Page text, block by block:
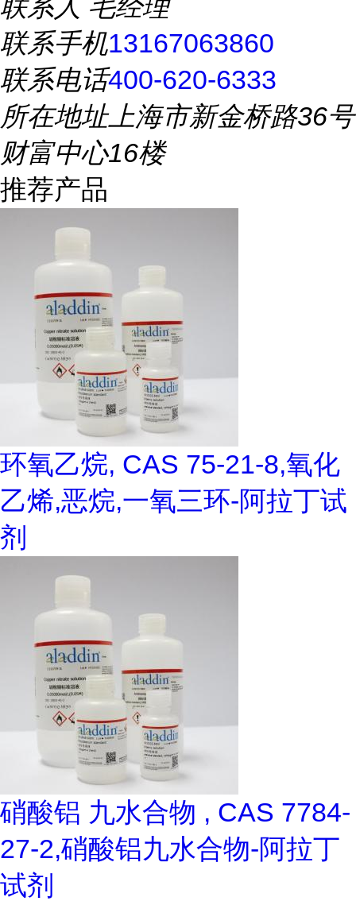
联系人 毛经理
联系手机13167063860
联系电话400-620-6333
所在地址上海市新金桥路36号
财富中心16楼
推荐产品
环氧乙烷, CAS 75-21-8,氧化
乙烯,恶烷,一氧三环-阿拉丁试
剂
硝酸铝 九水合物 , CAS 7784-
27-2,硝酸铝九水合物-阿拉丁
试剂